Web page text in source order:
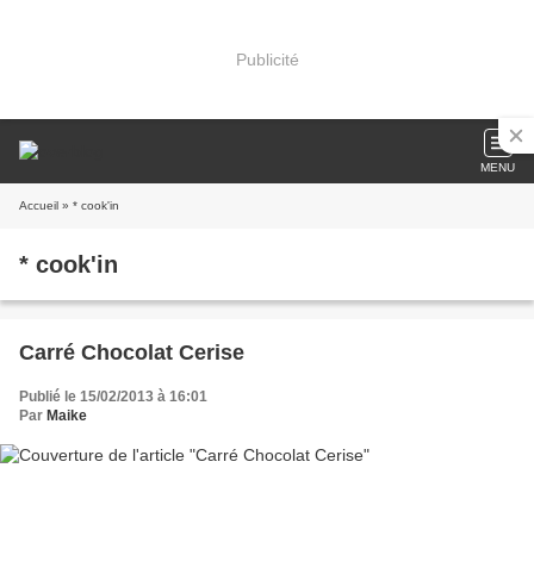
Publicité
MENU
Accueil » * cook'in
* cook'in
Carré Chocolat Cerise
Publié le 15/02/2013 à 16:01
Par Maike